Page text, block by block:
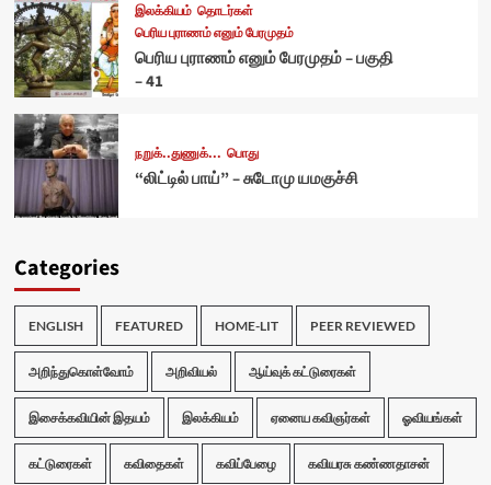
இலக்கியம் தொடர்கள்
பெரிய புராணம் எனும் பேரமுதம்
பெரிய புராணம் எனும் பேரமுதம் – பகுதி
– 41
நறுக்..துணுக்... பொது
“லிட்டில் பாய்” – சுடோமு யமகுச்சி
Categories
ENGLISH FEATURED HOME-LIT PEER REVIEWED
அறிந்துகொள்வோம் அறிவியல் ஆய்வுக் கட்டுரைகள்
இசைக்கவியின் இதயம் இலக்கியம் ஏனைய கவிஞர்கள் ஓவியங்கள்
கட்டுரைகள் கவிதைகள் கவிப்பேழை கவியரசு கண்ணதாசன்